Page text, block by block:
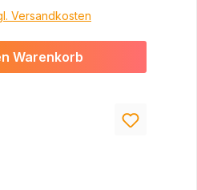
Versandkosten
Warenkorb